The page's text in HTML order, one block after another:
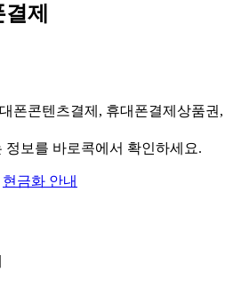
제
폰콘텐츠결제, 휴대폰결제상품권,
정보를 바로콕에서 확인하세요.
현금화 안내